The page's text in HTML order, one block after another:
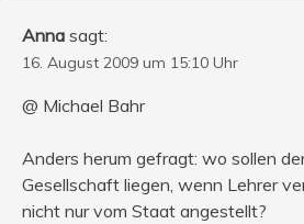
Anna sagt:
16. August 2009 um 15:10 Uhr
@ Michael Bahr
Anders herum gefragt: wo sollen
Gesellschaft liegen, wenn Lehrer
nicht nur vom Staat angestellt?